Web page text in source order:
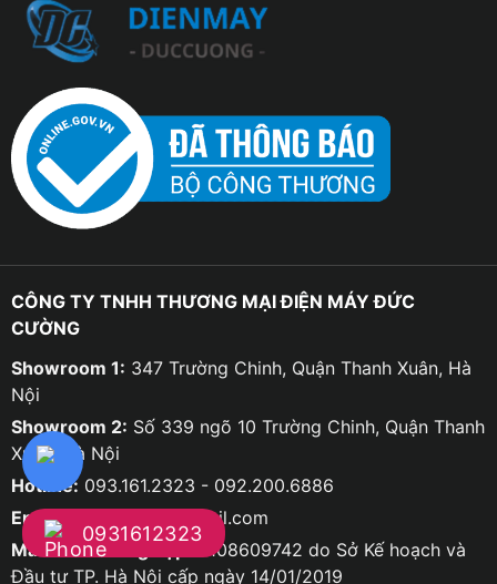
CÔNG TY TNHH THƯƠNG MẠI ĐIỆN MÁY ĐỨC
CƯỜNG
Showroom 1: 347 Trường Chinh, Quận Thanh Xuân, Hà
Nội
Showroom 2: Số 339 ngõ 10 Trường Chinh, Quận Thanh
Xuân, Hà Nội
Hotline: 093.161.2323 - 092.200.6886
Email:
ducco8668@gmail.com
Mã số doanh nghiệp:
0108609742 do Sở Kế hoạch và
Đầu tư TP. Hà Nội cấp ngày 14/01/2019
0931612323